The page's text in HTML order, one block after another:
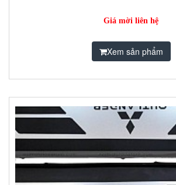
Giá mời liên hệ
Xem sản phẩm